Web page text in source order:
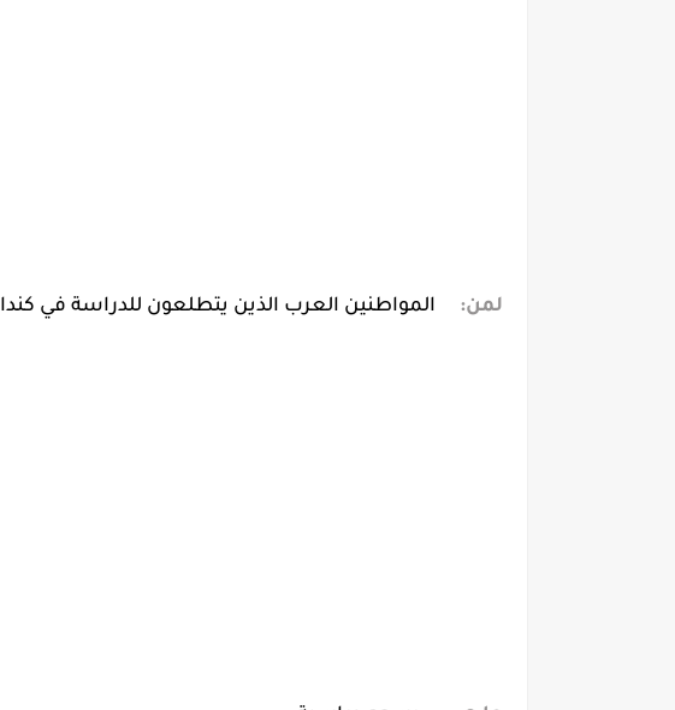
لمن: المواطنين العرب الذين يتطلعون للدراسة في كندا